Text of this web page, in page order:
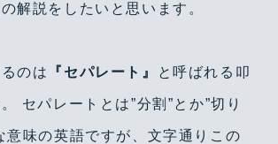
解説をしたいと思います。
のは 『セパレート』 と呼ばれる叩
セパレートとは”分割”とか”切り
意味の英語ですが、文字通りこの